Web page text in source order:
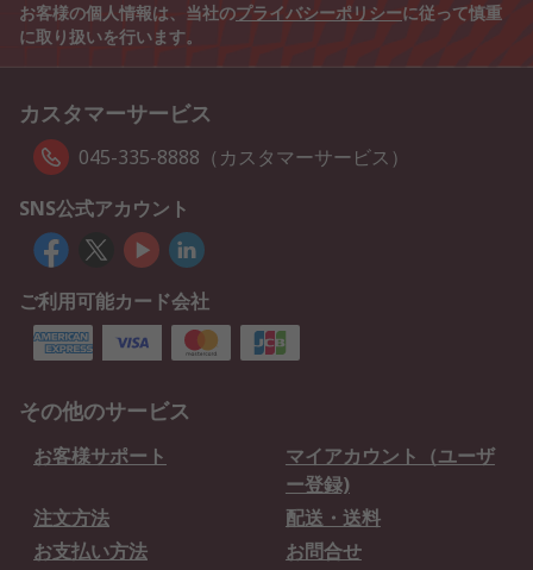
お客様の個人情報は、当社のプライバシーポリシーに従って慎重
に取り扱いを行います。
カスタマーサービス
045-335-8888（カスタマーサービス）
SNS公式アカウント
ご利用可能カード会社
その他のサービス
お客様サポート
マイアカウント（ユーザ
ー登録)
注文方法
配送・送料
お支払い方法
お問合せ